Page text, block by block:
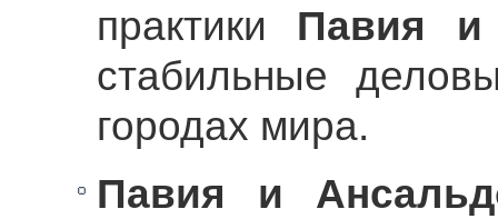
практики Павия и
стабильные
городах мира.
Павия и